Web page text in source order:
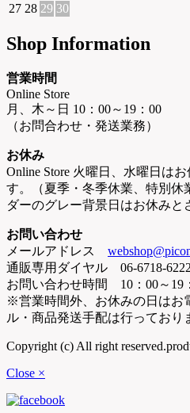
27 28 29 30
Shop Information
営業時間
Online Store
月、木～日 10：00～19：00
（お問合わせ・発送業務）
お休み
Online Store 火曜日、水曜日は
す。（夏季・冬季休業、特別休
ダーのグレー背景日はお休みと
お問い合わせ
メールアドレス
通販専用ダイヤル 06-6718-6222
お問い合わせ時間 10：00～19
※営業時間外、お休みの日はお
ル・商品発送手配は行っており
Copyright (c) All right
Close ×